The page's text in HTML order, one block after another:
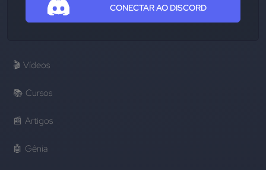
CONECTAR AO DISCORD
🎬 Vídeos
📚 Cursos
📰 Artigos
🤖 Gênia